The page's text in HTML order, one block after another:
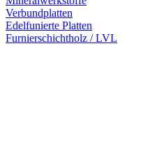
Verbundplatten
Edelfunierte Platten
Furnierschichtholz / LVL